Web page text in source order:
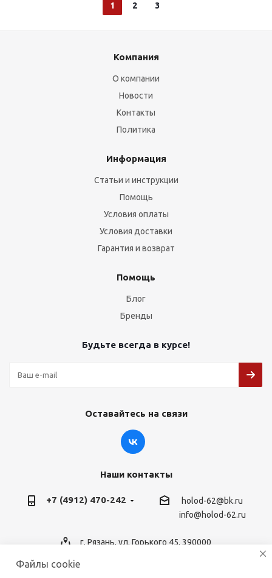
1 2 3
Компания
О компании
Новости
Контакты
Политика
Информация
Статьи и инструкции
Помощь
Условия оплаты
Условия доставки
Гарантия и возврат
Помощь
Блог
Бренды
Будьте всегда в курсе!
Оставайтесь на связи
Наши контакты
+7 (4912) 470-242
holod-62@bk.ru
info@holod-62.ru
г. Рязань, ул. Горького 45, 390000
Файлы cookie